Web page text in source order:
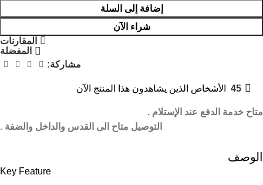
إضافة إلى السلة
شراء الآن
المقارنات
المفضلة
مشاركة:
45 الأشخاص الذين يشاهدون هذا المنتج الآن
متاح خدمة الدفع عند الإستلام .
التوصيل متاح الى القدس والداخل والضفة .
الوصف
Key Feature